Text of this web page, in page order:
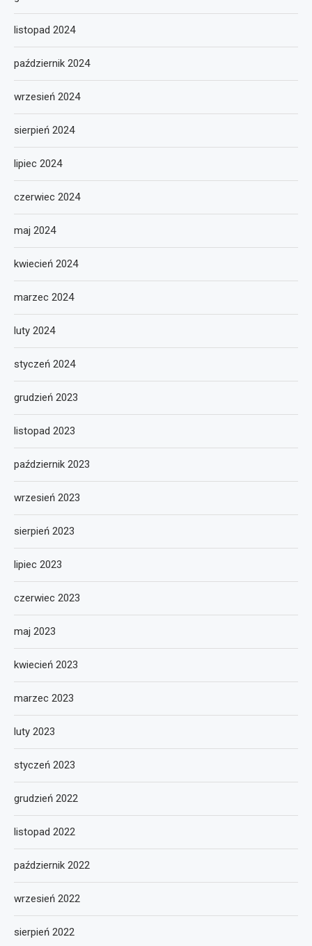
listopad 2024
październik 2024
wrzesień 2024
sierpień 2024
lipiec 2024
czerwiec 2024
maj 2024
kwiecień 2024
marzec 2024
luty 2024
styczeń 2024
grudzień 2023
listopad 2023
październik 2023
wrzesień 2023
sierpień 2023
lipiec 2023
czerwiec 2023
maj 2023
kwiecień 2023
marzec 2023
luty 2023
styczeń 2023
grudzień 2022
listopad 2022
październik 2022
wrzesień 2022
sierpień 2022